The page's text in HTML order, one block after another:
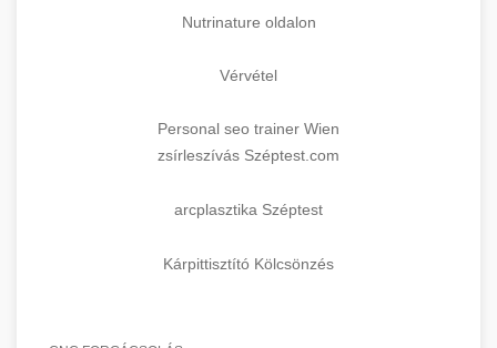
Nutrinature oldalon
Vérvétel
Personal seo trainer Wien
zsírleszívás Széptest.com
arcplasztika Széptest
Kárpittisztító Kölcsönzés